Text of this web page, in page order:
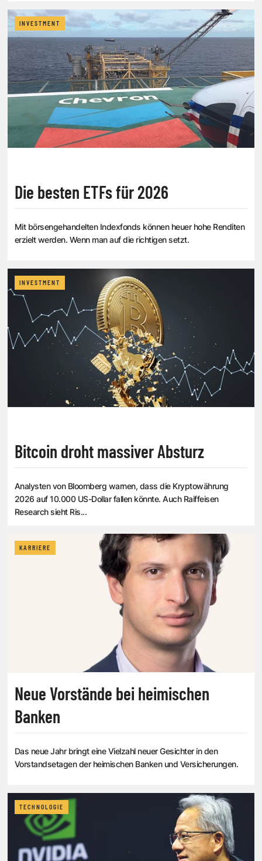
INVESTMENT
Die besten ETFs für 2026
Mit börsengehandelten Indexfonds können heuer hohe Renditen
erzielt werden. Wenn man auf die richtigen setzt.
INVESTMENT
Bitcoin droht massiver Absturz
Analysten von Bloomberg warnen, dass die Kryptowährung
2026 auf 10.000 US-Dollar fallen könnte. Auch Raiffeisen
Research sieht Ris...
KARRIERE
Neue Vorstände bei heimischen
Banken
Das neue Jahr bringt eine Vielzahl neuer Gesichter in den
Vorstandsetagen der heimischen Banken und Versicherungen.
TECHNOLOGIE